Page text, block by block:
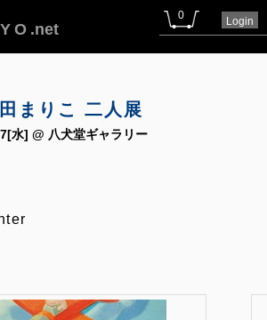
.net
0 Login
まりこ 二人展
水] @ 八犬堂ギャラリー